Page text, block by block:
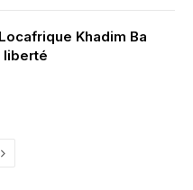
Khadim Ba
liberté
Next